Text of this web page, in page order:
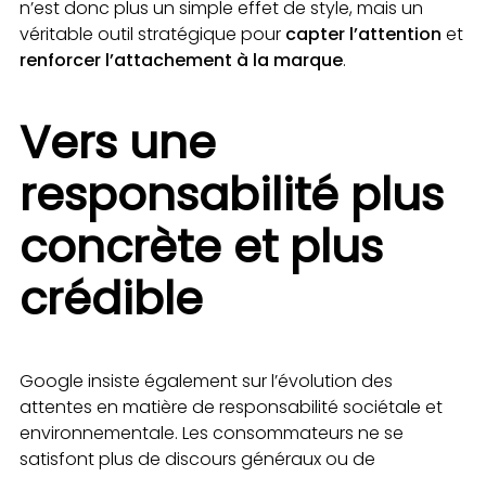
n’est donc plus un simple effet de style, mais un
véritable outil stratégique pour capter l’attention et
renforcer l’attachement à la marque.
Vers une
responsabilité plus
concrète et plus
crédible
Google insiste également sur l’évolution des
attentes en matière de responsabilité sociétale et
environnementale. Les consommateurs ne se
satisfont plus de discours généraux ou de